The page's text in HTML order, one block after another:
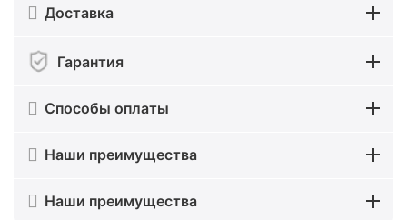
Доставка
Гарантия
Способы оплаты
Наши преимущества
Наши преимущества